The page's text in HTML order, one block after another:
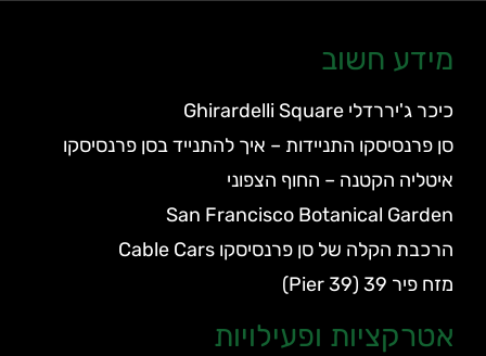
מידע חשוב
כיכר ג'יררדלי Ghirardelli Square
סן פרנסיסקו התניידות – איך להתנייד בסן פרנסיסקו
איטליה הקטנה – החוף הצפוני
San Francisco Botanical Garden
הרכבת הקלה של סן פרנסיסקו Cable Cars
מזח פיר 39 (Pier 39)
אטרקציות ופעילויות